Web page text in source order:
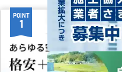
POINT
1